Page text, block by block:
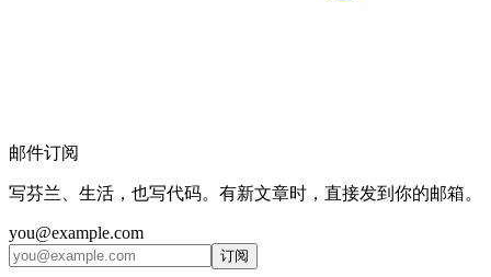
邮件订阅
写芬兰、生活，也写代码。有新文章时，直接发到你的邮箱。
you@example.com
订阅